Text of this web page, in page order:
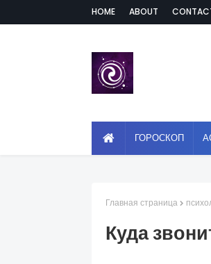
HOME ABOUT
ГОРОСКОП
Главная страница
Куда